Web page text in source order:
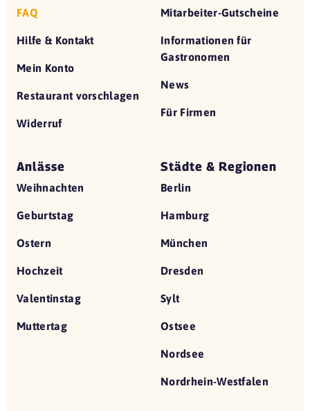
FAQ
Hilfe & Kontakt
Mein Konto
Restaurant vorschlagen
Widerruf
Mitarbeiter-Gutscheine
Informationen für
Gastronomen
News
Für Firmen
Anlässe
Weihnachten
Geburtstag
Ostern
Hochzeit
Valentinstag
Muttertag
Städte & Regionen
Berlin
Hamburg
München
Dresden
Sylt
Ostsee
Nordsee
Nordrhein-Westfalen